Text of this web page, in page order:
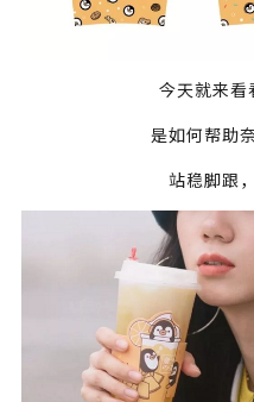
今天就来看
是如何帮助
站稳脚跟